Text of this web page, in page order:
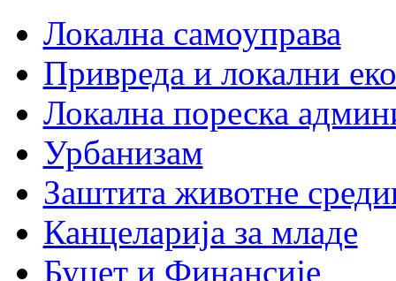
Локална самоуправа
Привреда и локални
Локална пореска
Урбанизам
Заштита животне
Канцеларија за младе
Буџет и Финансије